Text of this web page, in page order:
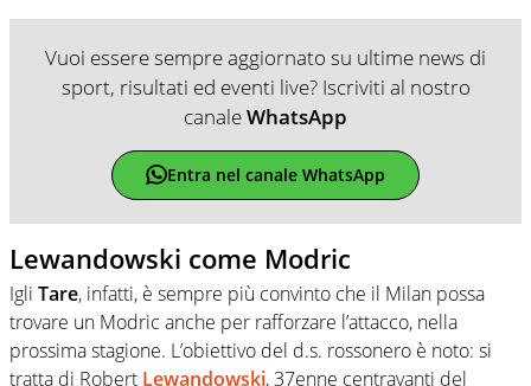
Vuoi essere sempre aggiornato su ultime news di
sport, risultati ed eventi live? Iscriviti al nostro
canaleWhatsApp
Entra nel canale WhatsApp
Lewandowski come Modric
Igli Tare, infatti, è sempre più convinto che il Milan possa
trovare un Modric anche per rafforzare l’attacco, nella
prossima stagione. L’obiettivo del d.s. rossonero è noto: si
tratta di Robert Lewandowski, 37enne centravanti del